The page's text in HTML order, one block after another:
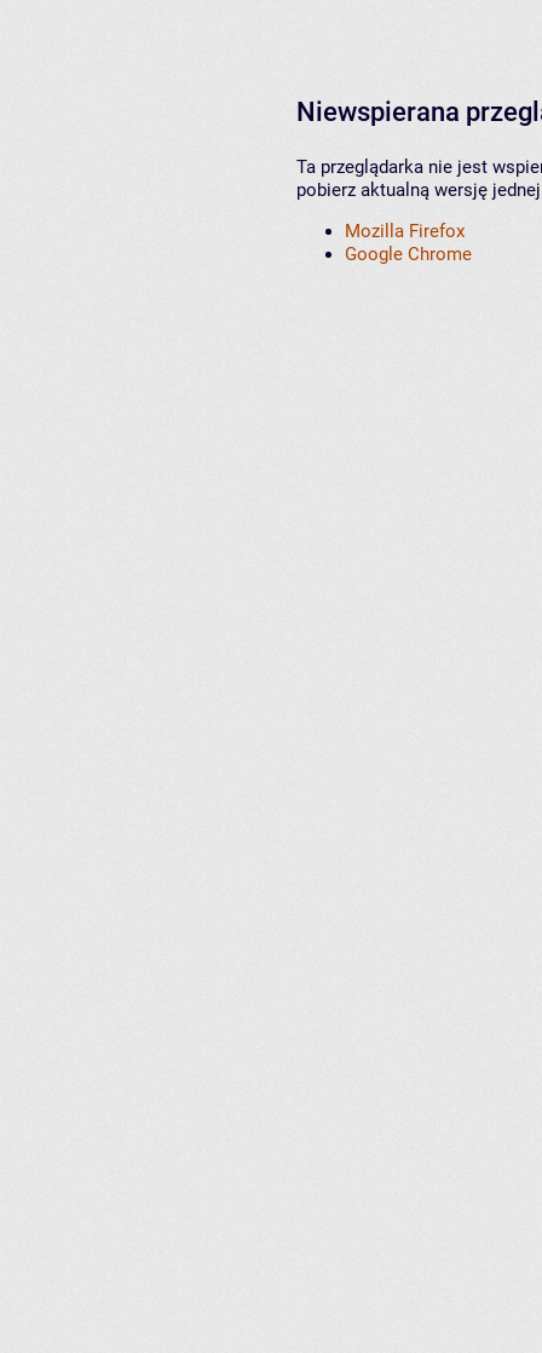
Niewspierana
Ta przeglądarka nie jest
pobierz aktualną wersję
Mozilla Firefox
Google Chrome